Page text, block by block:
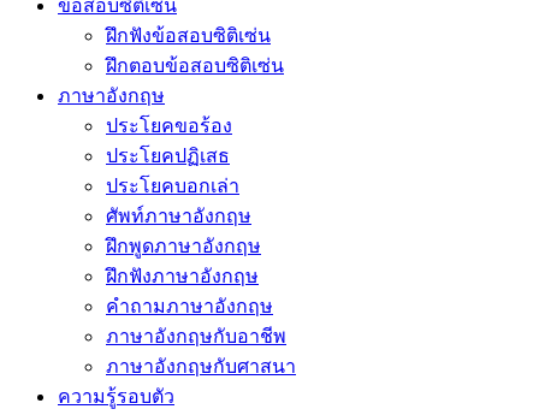
ข้อสอบซิติเซ่น
ฝึกฟังข้อสอบซิติเซ่น
ฝึกตอบข้อสอบซิติเซ่น
ภาษาอังกฤษ
ประโยคขอร้อง
ประโยคปฏิเสธ
ประโยคบอกเล่า
ศัพท์ภาษาอังกฤษ
ฝึกพูดภาษาอังกฤษ
ฝึกฟังภาษาอังกฤษ
คำถามภาษาอังกฤษ
ภาษาอังกฤษกับอาชีพ
ภาษาอังกฤษกับศาสนา
ความรู้รอบตัว